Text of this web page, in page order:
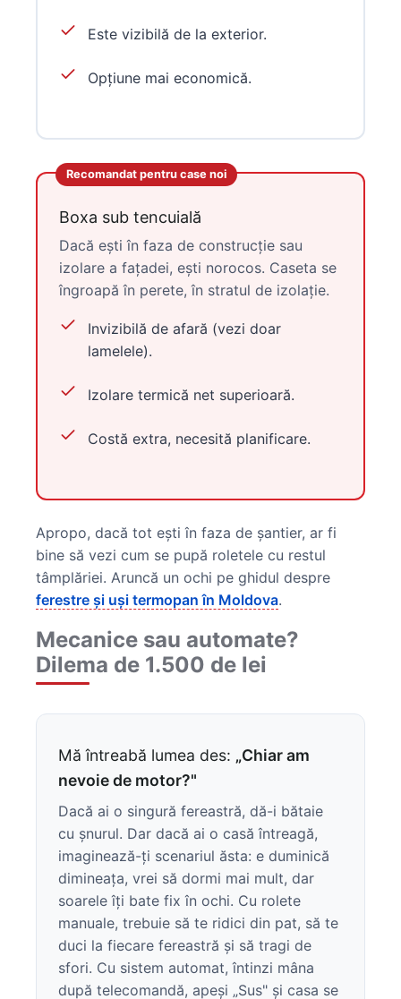
Este vizibilă de la exterior.
Opțiune mai economică.
Recomandat pentru case noi
Boxa sub tencuială
Dacă ești în faza de construcție sau
izolare a fațadei, ești norocos. Caseta se
îngroapă în perete, în stratul de izolație.
Invizibilă de afară (vezi doar
lamelele).
Izolare termică net superioară.
Costă extra, necesită planificare.
Apropo, dacă tot ești în faza de șantier, ar fi
bine să vezi cum se pupă roletele cu restul
tâmplăriei. Aruncă un ochi pe ghidul despre
ferestre și uși termopan în Moldova.
Mecanice sau automate?
Dilema de 1.500 de lei
Mă întreabă lumea des: „Chiar am
nevoie de motor?"
Dacă ai o singură fereastră, dă-i bătaie
cu șnurul. Dar dacă ai o casă întreagă,
imaginează-ți scenariul ăsta: e duminică
dimineața, vrei să dormi mai mult, dar
soarele îți bate fix în ochi. Cu rolete
manuale, trebuie să te ridici din pat, să te
duci la fiecare fereastră și să tragi de
sfori. Cu sistem automat, întinzi mâna
după telecomandă, apeși „Sus" și casa se